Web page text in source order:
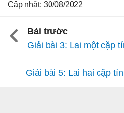
Cập nhật: 30/08/2022
Bài trước
Giải bài 3: Lai một cặp
Giải bài 5: Lai hai cặp